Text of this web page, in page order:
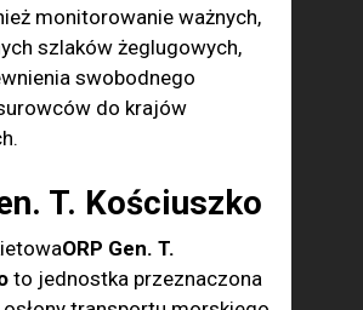
monitorowanie ważnych,
szlaków żeglugowych,
swobodnego
do krajów
T. Kościuszko
ORP Gen. T.
to jednostka przeznaczona